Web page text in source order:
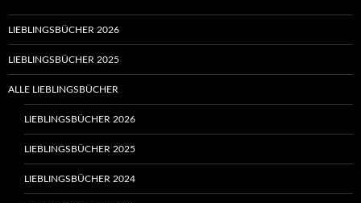
LIEBLINGSBÜCHER 2026
LIEBLINGSBÜCHER 2025
ALLE LIEBLINGSBÜCHER
LIEBLINGSBÜCHER 2026
LIEBLINGSBÜCHER 2025
LIEBLINGSBÜCHER 2024